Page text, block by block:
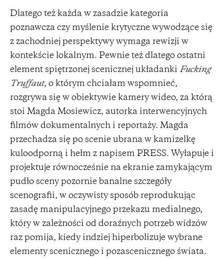
Dlatego też każda w zasadzie kategoria
poznawcza czy myślenie krytyczne wywodzące się
z zachodniej perspektywy wymaga rewizji w
kontekście lokalnym. Pewnie też dlatego ostatni
element spiętrzonej scenicznej układanki Fucking
Truffaut, o którym chciałam wspomnieć,
rozgrywa się w obiektywie kamery wideo, za którą
stoi Magda Mosiewicz, autorka interwencyjnych
filmów dokumentalnych i reportaży. Magda
przechadza się po scenie ubrana w kamizelkę
kuloodporną i hełm z napisem PRESS. Wyłapuje i
projektuje równocześnie na ekranie zamykającym
pudło sceny pozornie banalne szczegóły
scenografii, w oczywisty sposób reprodukując
zasadę manipulacyjnego przekazu medialnego,
który w zależności od doraźnych potrzeb widzów
raz pomija, kiedy indziej hiperbolizuje wybrane
elementy scenicznego i pozascenicznego świata.